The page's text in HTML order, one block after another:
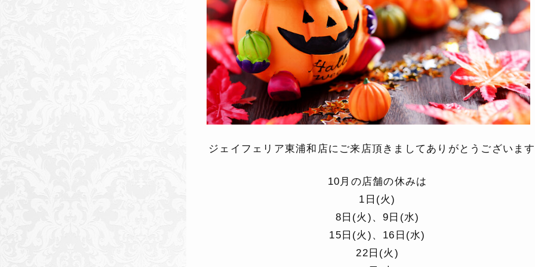
ジェイフェリア東浦和店にご来店頂きましてありがとうございま
10月の店舗の休みは
1日(火)
8日(火)、9日(水)
15日(火)、16日(水)
22日(火)